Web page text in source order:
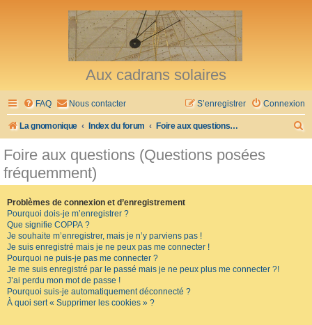
Aux cadrans solaires
FAQ Nous contacter Connexion
S’enregistrer
La gnomonique Index du forum Foire aux questions (Questions posées fréquemment)
Foire aux questions (Questions posées
fréquemment)
Problèmes de connexion et d’enregistrement
Pourquoi dois-je m’enregistrer ?
Que signifie COPPA ?
Je souhaite m’enregistrer, mais je n’y parviens pas !
Je suis enregistré mais je ne peux pas me connecter !
Pourquoi ne puis-je pas me connecter ?
Je me suis enregistré par le passé mais je ne peux plus me connecter ?!
J’ai perdu mon mot de passe !
Pourquoi suis-je automatiquement déconnecté ?
À quoi sert « Supprimer les cookies » ?